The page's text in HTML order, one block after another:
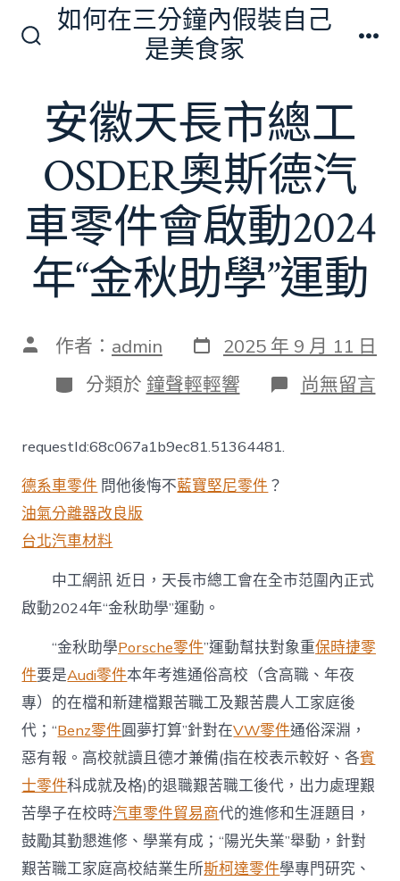
換
開
關
如何在三分鐘內假裝自己
是美食家
安徽天長市總工
OSDER奧斯德汽
車零件會啟動2024
年“金秋助學”運動
文 作者： admin 發
表
日
期
2025 年 9 月 11 日
分
類
分類於 鐘聲輕輕響 在
〈安
德
零
件
會
啟
動
2024
年
“金
秋
助
學”
運
動〉
中
尚無留言
requestId:68c067a1b9ec81.51364481.
德系車零件 問他後悔不藍寶堅尼零件 ？
油氣分離器改良版
台北汽車材料
中工網訊 近日，天長市總工會在全市范圍內正式
啟動2024年“金秋助學”運動。
“金秋助學Porsche零件”運動幫扶對象重保時捷零
件要是Audi零件本年考進通俗高校（含高職、年夜
專）的在檔和新建檔艱苦職工及艱苦農人工家庭後
代；“Benz零件圓夢打算”針對在VW零件通俗深淵，
惡有報。高校就讀且德才兼備(指在校表示較好、各賓
士零件科成就及格)的退職艱苦職工後代，出力處理艱
苦學子在校時汽車零件貿易商代的進修和生涯題目，
鼓勵其勤懇進修、學業有成；“陽光失業”舉動，針對
艱苦職工家庭高校結業生所斯柯達零件學專門研究、